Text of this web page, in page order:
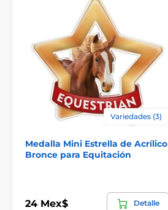
Variedades (3)
Medalla Mini Estrella de Acrílico
Bronce para Equitación
24 Mex$ Detalle